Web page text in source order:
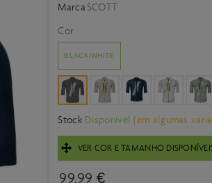
MarcaSCOTT
Cor
BLACK/WHITE
Stock Disponível (em algumas
VER COR E TAMANHO
99,99 €